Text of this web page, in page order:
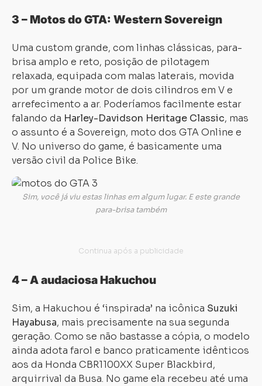
3 – Motos do GTA: Western Sovereign
Uma custom grande, com linhas clássicas, para-
brisa amplo e reto, posição de pilotagem
relaxada, equipada com malas laterais, movida
por um grande motor de dois cilindros em V e
arrefecimento a ar. Poderíamos facilmente estar
falando da Harley-Davidson Heritage Classic, mas
o assunto é a Sovereign, moto dos GTA Online e
V. No universo do game, é basicamente uma
versão civil da Police Bike.
Sim, você já viu estas linhas em algum lugar. E este grande
para-brisa também
4 – A audaciosa Hakuchou
Sim, a Hakuchou é ‘inspirada’ na icônica Suzuki
Hayabusa, mais precisamente na sua segunda
geração. Como se não bastasse a cópia, o modelo
ainda adota farol e banco praticamente idênticos
aos da Honda CBR1100XX Super Blackbird,
arquirrival da Busa. No game ela recebeu até uma